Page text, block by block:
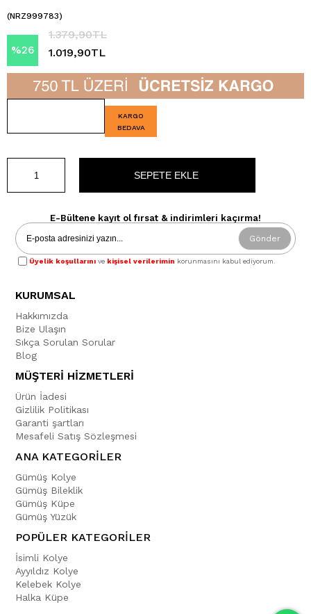
(NRZ999783)
%26
İndirim
1.379,90TL
1.019,90TL
KARGO
BEDAVA
E-Bültene kayıt ol fırsat & indirimleri kaçırma!
Gönder
Üyelik koşullarını ve kişisel verilerimin korunmasını kabul ediyorum.
KURUMSAL
Hakkımızda
Bize Ulaşın
Sıkça Sorulan Sorular
Blog
MÜŞTERİ HİZMETLERİ
Ürün İadesi
Gizlilik Politikası
Garanti şartları
Mesafeli Satış Sözleşmesi
ANA KATEGORİLER
Gümüş Kolye
Gümüş Bileklik
Gümüş Küpe
Gümüş Yüzük
POPÜLER KATEGORİLER
İsimli Kolye
Ayyıldız Kolye
Kelebek Kolye
Halka Küpe